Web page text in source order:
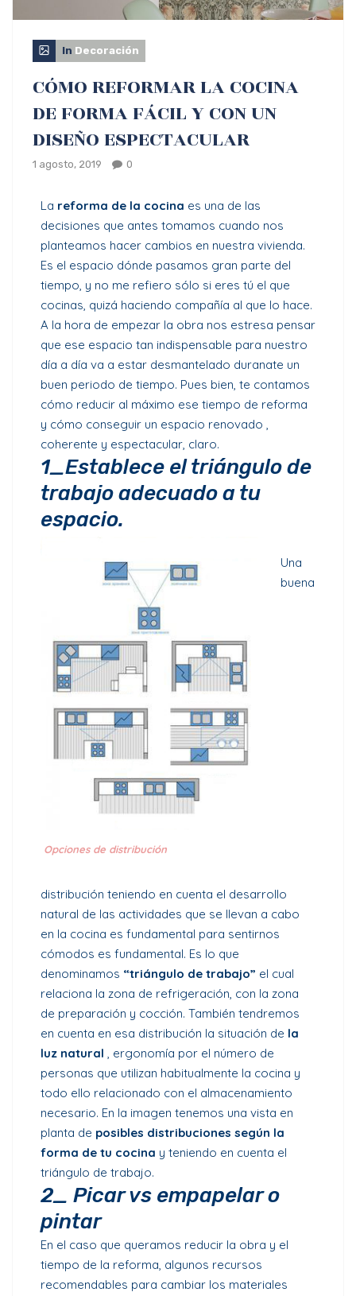
In Decoración
CÓMO REFORMAR LA COCINA
DE FORMA FÁCIL Y CON UN
DISEÑO ESPECTACULAR
1 agosto, 2019 0
La reforma de la cocina es una de las
decisiones que antes tomamos cuando nos
planteamos hacer cambios en nuestra vivienda.
Es el espacio dónde pasamos gran parte del
tiempo, y no me refiero sólo si eres tú el que
cocinas, quizá haciendo compañía al que lo hace.
A la hora de empezar la obra nos estresa pensar
que ese espacio tan indispensable para nuestro
día a día va a estar desmantelado duranate un
buen periodo de tiempo. Pues bien, te contamos
cómo reducir al máximo ese tiempo de reforma
y cómo conseguir un espacio renovado ,
coherente y espectacular, claro.
1_Establece el triángulo de
trabajo adecuado a tu
espacio.
Opciones de distribución
Una
buena
distribución teniendo en cuenta el desarrollo
natural de las actividades que se llevan a cabo
en la cocina es fundamental para sentirnos
cómodos es fundamental. Es lo que
denominamos “triángulo de trabajo” el cual
relaciona la zona de refrigeración, con la zona
de preparación y cocción. También tendremos
en cuenta en esa distribución la situación de la
luz natural , ergonomía por el número de
personas que utilizan habitualmente la cocina y
todo ello relacionado con el almacenamiento
necesario. En la imagen tenemos una vista en
planta de posibles distribuciones según la
forma de tu cocina y teniendo en cuenta el
triángulo de trabajo.
2_ Picar vs empapelar o
pintar
En el caso que queramos reducir la obra y el
tiempo de la reforma, algunos recursos
recomendables para cambiar los materiales